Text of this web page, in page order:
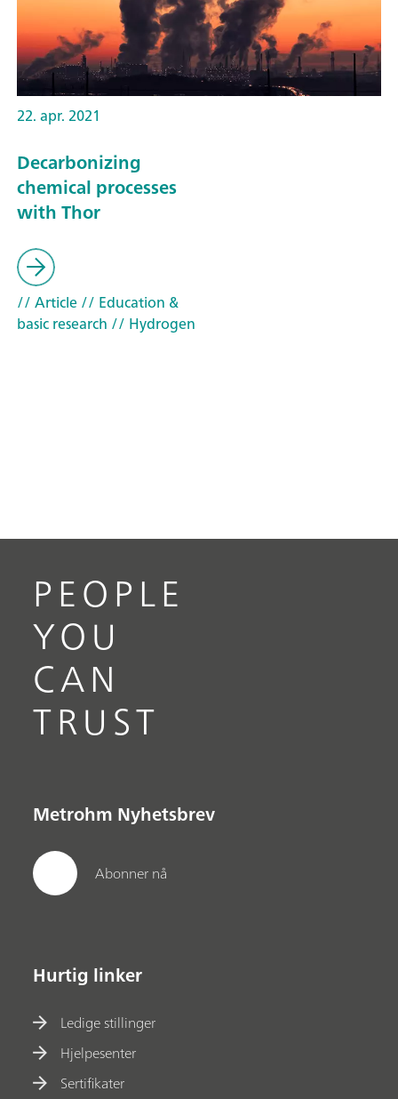
22. apr. 2021
Decarbonizing
chemical processes
with Thor
// Article// Education &
basic research // Hydrogen
PEOPLE
YOU
CAN
TRUST
Metrohm Nyhetsbrev
Abonner nå
Hurtig linker
Ledige stillinger
Hjelpesenter
Sertifikater